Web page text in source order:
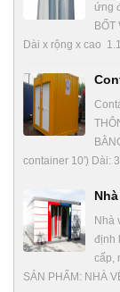
ứng
BỐT
Dài x rộng x cao
container 10′) Dài:
Nhà
định
cấp,
SẢN PHẨM: NHÀ